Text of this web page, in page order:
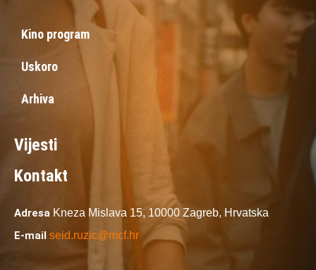
Kino program
Uskoro
Arhiva
Vijesti
Kontakt
Adresa Kneza Mislava 15, 10000 Zagreb, Hrvatska
E-mail seid.ruzic@mcf.hr